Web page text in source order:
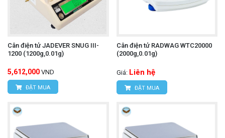
Cân điện tử JADEVER SNUG III-
1200 (1200g,0.01g)
5,612,000 VND
ĐẶT MUA
Cân điện tử RADWAG WTC20000
(2000g,0.01g)
Giá: Liên hệ
ĐẶT MUA